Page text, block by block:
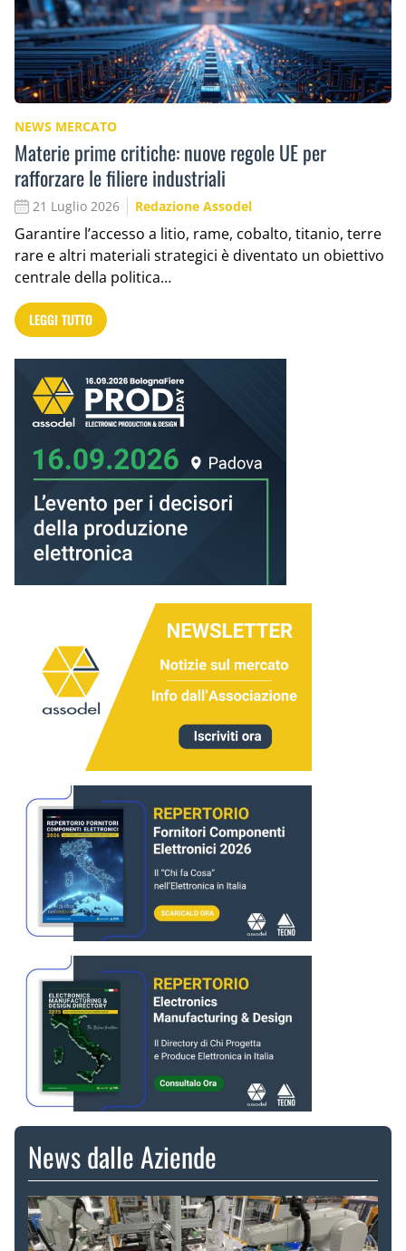
NEWS MERCATO
Materie prime critiche: nuove regole UE per
rafforzare le filiere industriali
21 Luglio 2026 Redazione Assodel
Garantire l’accesso a litio, rame, cobalto, titanio, terre
rare e altri materiali strategici è diventato un obiettivo
centrale della politica…
LEGGI TUTTO
News dalle Aziende